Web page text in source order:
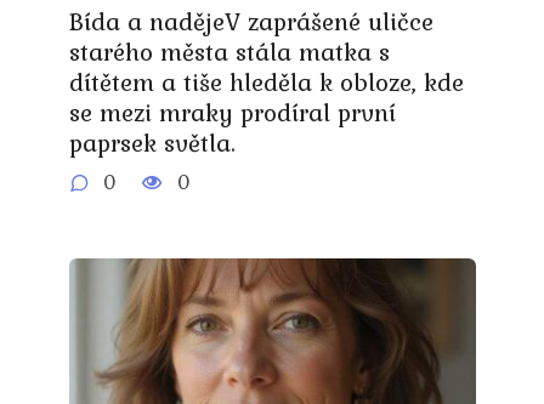
Bída a nadějeV zaprášené uličce
starého města stála matka s
dítětem a tiše hleděla k obloze, kde
se mezi mraky prodíral první
paprsek světla.
0 0